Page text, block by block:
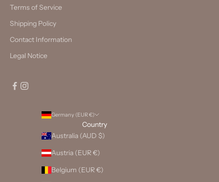
Terms of Service
Shipping Policy
Contact Information
Legal Notice
Germany (EUR €)
Country
Australia (AUD $)
Austria (EUR €)
Belgium (EUR €)